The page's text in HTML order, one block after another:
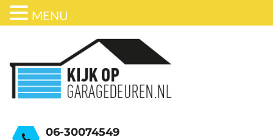
GRATIS ADVIESGESPREK
OVER ONS
GARAGEDEUREN
STALEN GARAGE KANTELDEUREN
06-30074549
MENU